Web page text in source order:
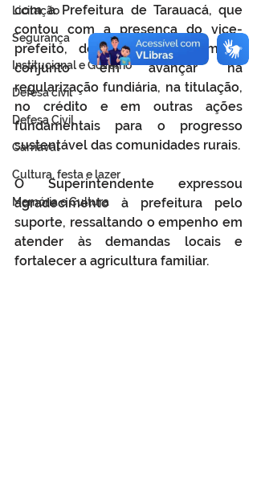
Licitação
Segurança
Institucional e Governo
Defesa cívil
Defesa Civil
Carnaval
Cultura, festa e lazer
Memória e Cultura
com a Prefeitura de Tarauacá, que
contou com a presença do vice-
prefeito, destaca o compromisso
conjunto em avançar na
regularização fundiária, na titulação,
no crédito e em outras ações
fundamentais para o progresso
sustentável das comunidades rurais.
O Superintendente expressou
agradecimento à prefeitura pelo
suporte, ressaltando o empenho em
atender às demandas locais e
fortalecer a agricultura familiar.